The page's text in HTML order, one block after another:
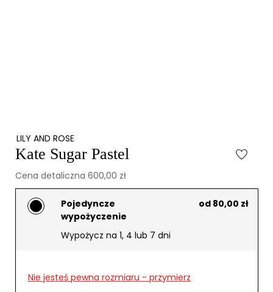
LILY AND ROSE
Kate Sugar Pastel
Cena detaliczna 600,00 zł
Pojedyncze
wypożyczenie
od 80,00 zł
Wypożycz na 1, 4 lub 7 dni
Nie jesteś pewna rozmiaru - przymierz